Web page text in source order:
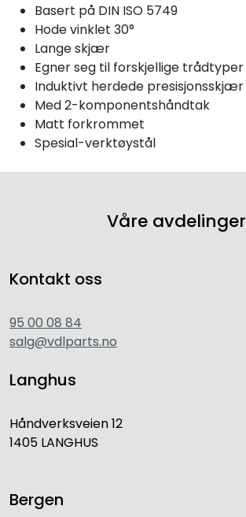
Basert på DIN ISO 5749
Hode vinklet 30°
Lange skjær
Egner seg til forskjellige trådtyper
Induktivt herdede presisjonsskjær
Med 2-komponentshåndtak
Matt forkrommet
Spesial-verktøystål
Våre avdelinger
Kontakt oss
95 00 08 84
salg@vdlparts.no
Langhus
Håndverksveien 12
1405 LANGHUS
Bergen